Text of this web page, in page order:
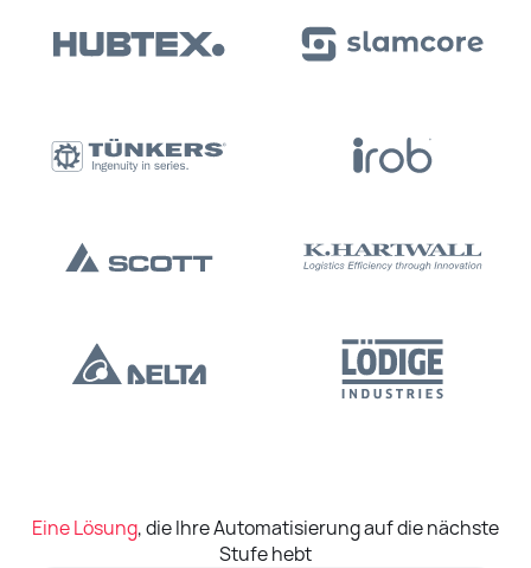
Eine Lösung, die Ihre Automatisierung auf die nächste
Stufe hebt